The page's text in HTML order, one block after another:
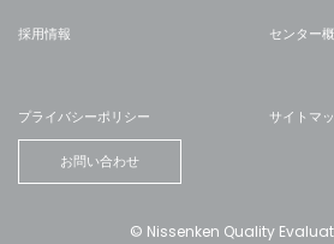
採用情報 センター
プライバシーポリシー サイトマ
お問い合わせ
© Nissenken Quality